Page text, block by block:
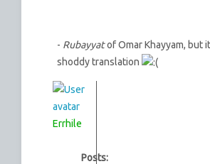
- Rubayyatof Omar Khayyam, but
shoddy translation
Errhile
Posts: